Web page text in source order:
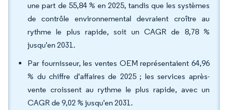
une part de 55,84 % en 2025, tandis que les systèmes
de contrôle environnemental devraient croître au
rythme le plus rapide, soit un CAGR de 8,78 %
jusqu'en 2031.
Par fournisseur, les ventes OEM représentaient 64,96
% du chiffre d'affaires de 2025 ; les services après-
vente croissent au rythme le plus rapide, avec un
CAGR de 9,02 % jusqu'en 2031.